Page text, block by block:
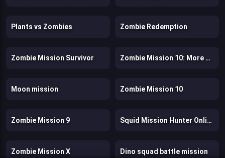
Plants vs Zombies Zombie Redemption
Zombie Mission Survivor Zombie Mission 10: More Mayhem
Moon mission Zombie Mission 10
Zombie Mission 9 Squid Mission Hunter Online
Zombie Mission X Dino squad battle mission